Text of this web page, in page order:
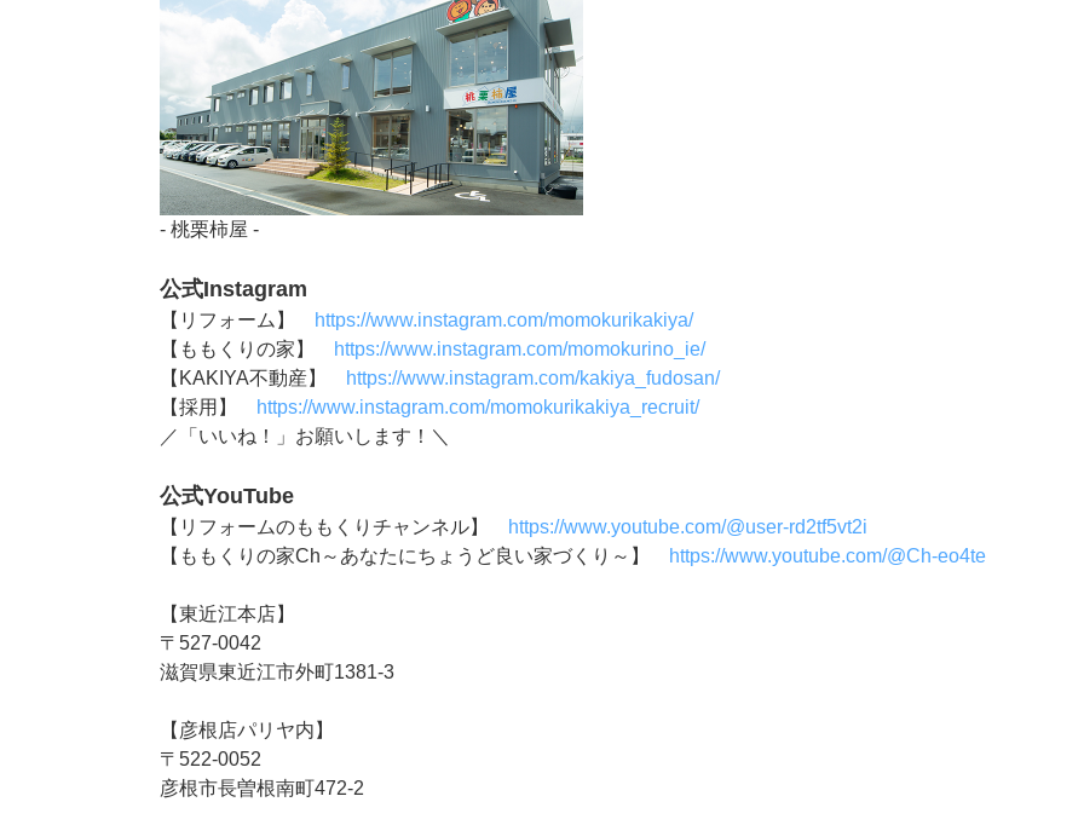
- 桃栗柿屋 -
公式Instagram
【リフォーム】
https://www.instagram.com/momokurikakiya/
【ももくりの家】
https://www.instagram.com/momokurino_ie/
【KAKIYA不動産】
https://www.instagram.com/kakiya_fudosan/
【採用】
https://www.instagram.com/momokurikakiya_recruit/
／「いいね！」お願いします！＼
公式YouTube
【リフォームのももくりチャンネル】
https://www.youtube.com/@user-rd2tf5vt2i
【ももくりの家Ch～あなたにちょうど良い家づくり～】
https://www.youtube.com/@Ch-eo4te
【東近江本店】
〒527-0042
滋賀県東近江市外町1381-3
【彦根店パリヤ内】
〒522-0052
彦根市長曽根南町472-2